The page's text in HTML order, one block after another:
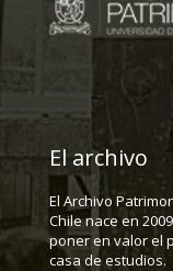
El archivo
El Archivo
Chile nace en
poner en valor el
casa de estudios.